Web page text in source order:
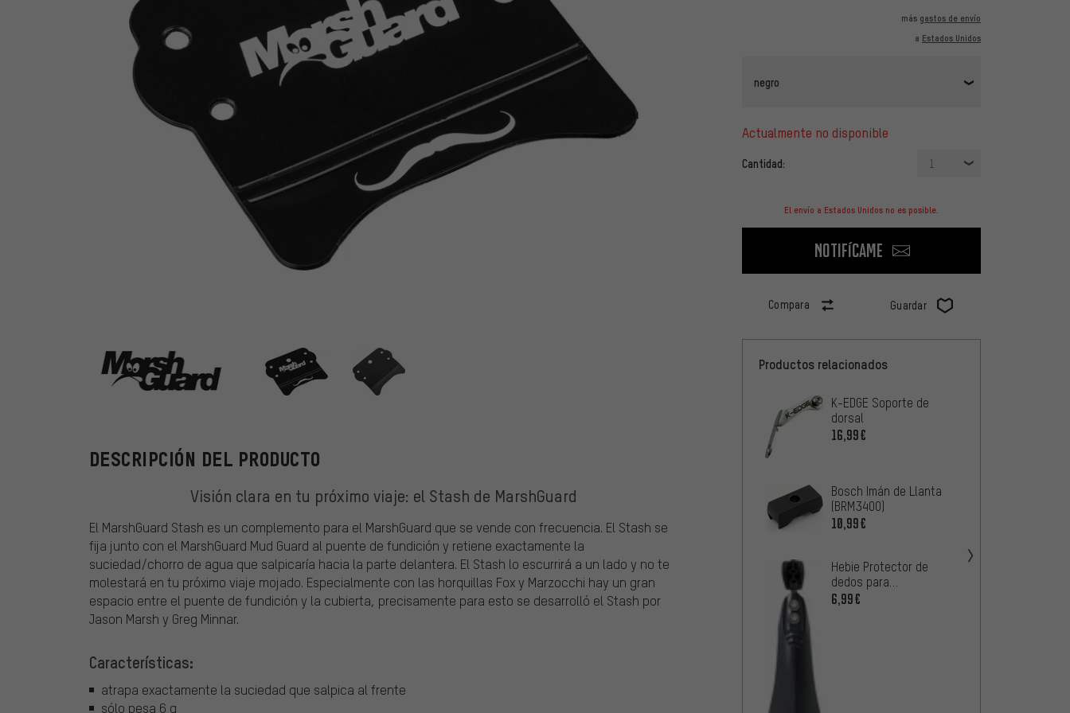
más gastos de envío
a Estados Unidos
negro
actualmente no disponible
Cantidad: 1
El envío a Estados Unidos no es posible.
Notifícame
Compara Guardar
MarshGuard
DESCRIPCIÓN DEL PRODUCTO
Visión clara en tu próximo viaje: el Stash de MarshGuard
El MarshGuard Stash es un complemento para el MarshGuard que se vende con frecuencia. El Stash se
fija junto con el MarshGuard Mud Guard al puente de fundición y retiene exactamente la
suciedad/chorro de agua que salpicaría hacia la parte delantera. El Stash lo escurrirá a un lado y no te
molestará en tu próximo viaje mojado. Especialmente con las horquillas Fox y Marzocchi hay un gran
espacio entre el puente de fundición y la cubierta, precisamente para esto se desarrolló el Stash por
Jason Marsh y Greg Minnar.
Características:
atrapa exactamente la suciedad que salpica al frente
sólo pesa 6 g
Productos relacionados
K-EDGE Soporte de
dorsal
16,99€
Bosch Imán de Llanta
(BRM3400)
10,99€
Hebie Protector de
dedos para
guardabarros
6,99€